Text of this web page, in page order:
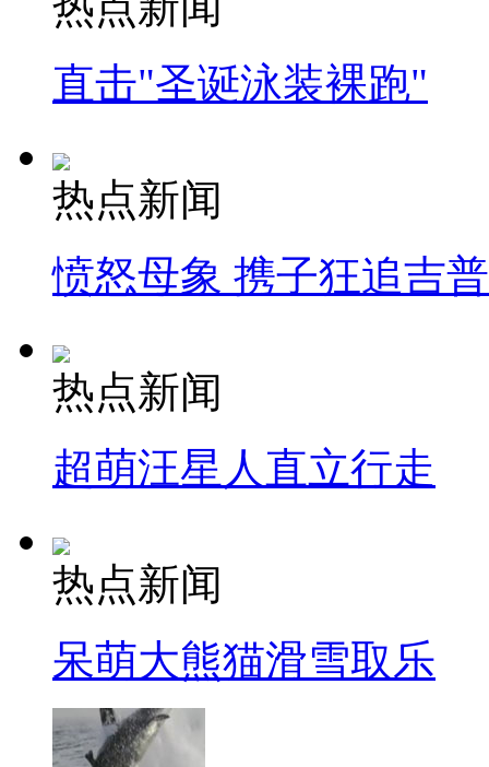
直击"圣诞泳装裸跑"
热点新闻
愤怒母象 携子狂追吉
热点新闻
超萌汪星人直立行走
热点新闻
呆萌大熊猫滑雪取乐